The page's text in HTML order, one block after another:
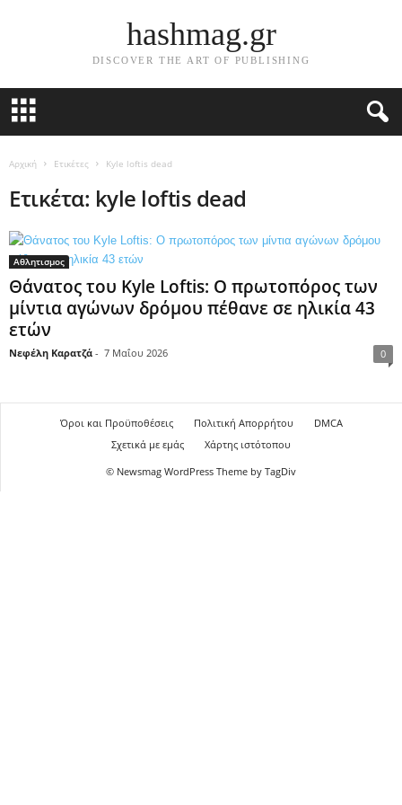
hashmag.gr
DISCOVER THE ART OF PUBLISHING
Αρχική Ετικέτες Kyle loftis dead
Ετικέτα: kyle loftis dead
Αθλητισμος
Θάνατος του Kyle Loftis: Ο πρωτοπόρος των
μίντια αγώνων δρόμου πέθανε σε ηλικία 43
ετών
Νεφέλη Καρατζά - 7 Μαΐου 2026 0
Όροι και Προϋποθέσεις Πολιτική Απορρήτου
DMCA
Σχετικά με εμάς
Χάρτης ιστότοπου
© Newsmag WordPress Theme by TagDiv